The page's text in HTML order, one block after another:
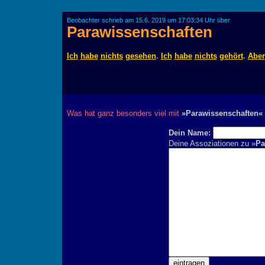
Beobachter schrieb am 15.6. 2019 um 17:03:34 Uhr über
Parawissenschaften
Ich habe nichts gesehen. Ich habe nichts gehört. Aber
Was hat ganz besonders viel mit »Parawissenschaften«
Dein Name:
Deine Assoziationen zu »